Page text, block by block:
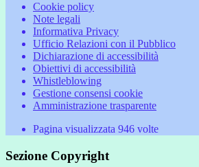
Cookie policy
Note legali
Informativa Privacy
Ufficio Relazioni con il Pubblico
Dichiarazione di accessibilità
Obiettivi di accessibilità
Whistleblowing
Gestione consensi cookie
Amministrazione trasparente
Pagina visualizzata 946 volte
Sezione Copyright